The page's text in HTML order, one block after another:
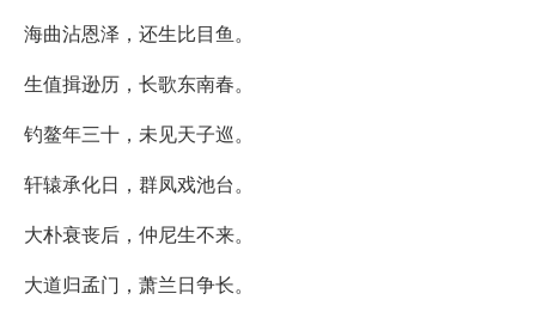
海曲沾恩泽，还生比目鱼。
生值揖逊历，长歌东南春。
钓鳌年三十，未见天子巡。
轩辕承化日，群凤戏池台。
大朴衰丧后，仲尼生不来。
大道归孟门，萧兰日争长。